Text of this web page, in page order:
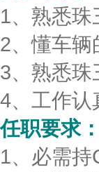
1、熟悉
2、懂车辆
3、熟悉珠
4、工作认
任职要求：
1、必需